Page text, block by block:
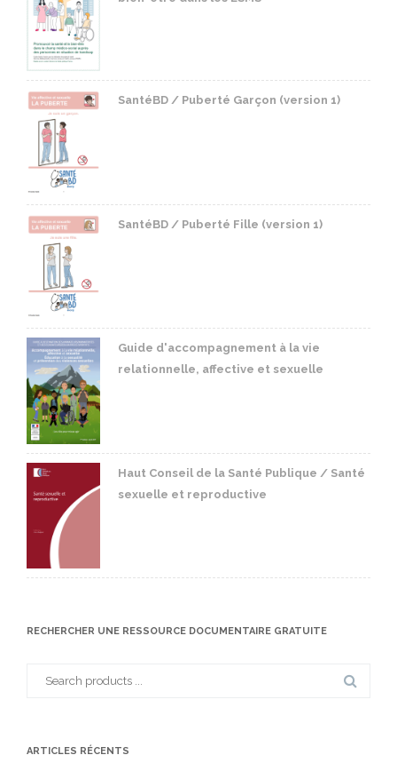
SantéBD / Puberté Garçon (version 1)
SantéBD / Puberté Fille (version 1)
Guide d'accompagnement à la vie
relationnelle, affective et sexuelle
Haut Conseil de la Santé Publique / Santé
sexuelle et reproductive
RECHERCHER UNE RESSOURCE DOCUMENTAIRE GRATUITE
ARTICLES RÉCENTS